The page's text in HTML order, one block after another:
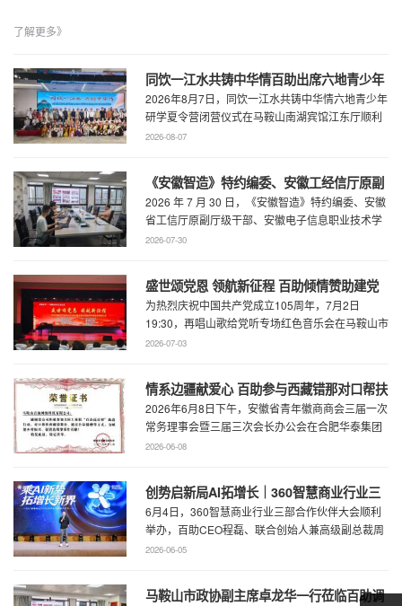
了解更多》
同饮一江水共铸中华情百助出席六地青少年
研学夏令营闭营仪式
2026年8月7日，同饮一江水共铸中华情六地青少年
研学夏令营闭营仪式在马鞍山南湖宾馆江东厅顺利
举办，百助CEO、马鞍山市新联会会长程 ...
2026-08-07
《安徽智造》特约编委、安徽工经信厅原副
厅级干部、安徽电子信息职业技术学院原党
委书记石象斌莅临百助考察交流
2026 年 7 月 30 日，《安徽智造》特约编委、安徽
省工信厅原副厅级干部、安徽电子信息职业技术学
院原党委书记石象斌莅临百助考 ...
2026-07-30
盛世颂党恩 领航新征程 百助倾情赞助建党
105周年文艺展演
为热烈庆祝中国共产党成立105周年，7月2日
19:30，再唱山歌给党听专场红色音乐会在马鞍山市
工人文化宫职工剧场精彩上演。本场音乐会由 ...
2026-07-03
情系边疆献爱心 百助参与西藏错那对口帮扶
行动
2026年6月8日下午，安徽省青年徽商商会三届一次
常务理事会暨三届三次会长办公会在合肥华泰集团
召开。...
2026-06-08
创势启新局AI拓增长｜360智慧商业行业三
部合作伙伴大会圆满召开
6月4日，360智慧商业行业三部合作伙伴大会顺利
举办，百助CEO程磊、联合创始人兼高级副总裁周
慧受邀参会，与360集团副总裁黄剑及行业各合作
2026-06-05
马鞍山市政协副主席卓龙华一行莅临百助调